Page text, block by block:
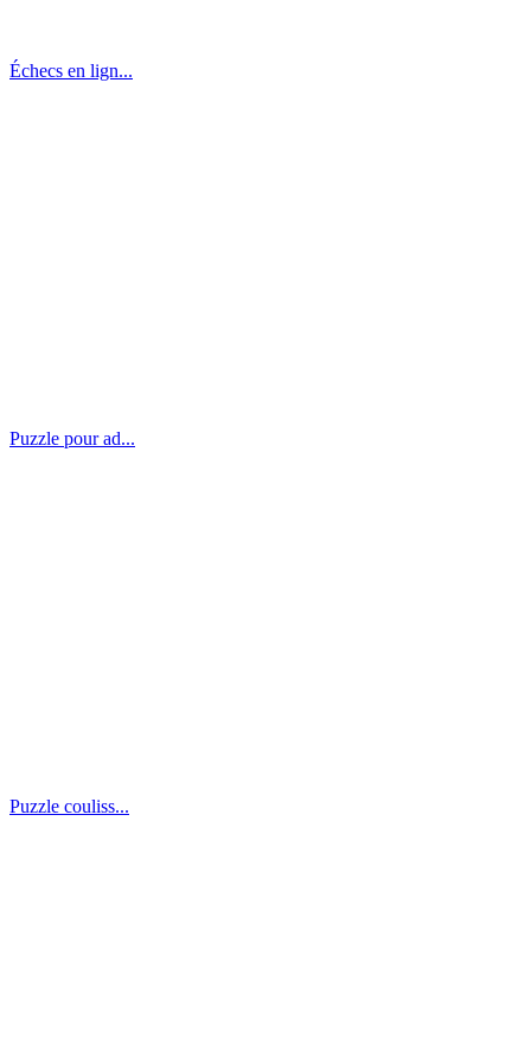
Échecs en lign...
Puzzle pour ad...
Puzzle couliss...